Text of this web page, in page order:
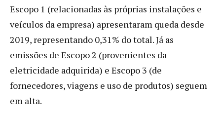
Escopo 1 (relacionadas às próprias instalações e
veículos da empresa) apresentaram queda desde
2019, representando 0,31% do total. Já as
emissões de Escopo 2 (provenientes da
eletricidade adquirida) e Escopo 3 (de
fornecedores, viagens e uso de produtos) seguem
em alta.